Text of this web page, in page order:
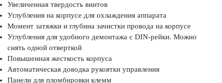
Увеличенная твердость винтов
Углубления на корпусе для охлаждения аппарата
Момент затяжки и глубина зачистки провода на корпусе
Углубления для удобного демонтажа с DIN-рейки. Можно
снять одной отверткой
Повышенная жесткость корпуса
Автоматическая доводка рукоятки управления
Панели для пломбировки клемм